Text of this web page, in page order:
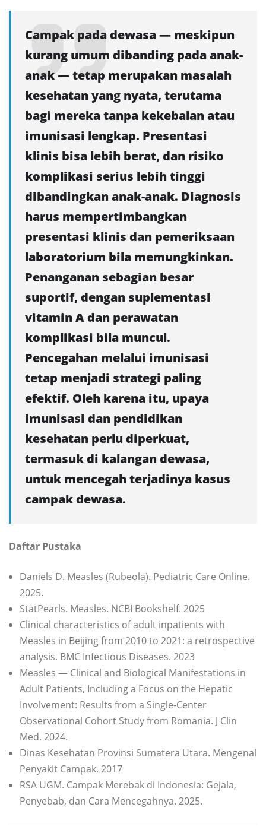
Campak pada dewasa — meskipun
kurang umum dibanding pada anak-
anak — tetap merupakan masalah
kesehatan yang nyata, terutama
bagi mereka tanpa kekebalan atau
imunisasi lengkap. Presentasi
klinis bisa lebih berat, dan risiko
komplikasi serius lebih tinggi
dibandingkan anak-anak. Diagnosis
harus mempertimbangkan
presentasi klinis dan pemeriksaan
laboratorium bila memungkinkan.
Penanganan sebagian besar
suportif, dengan suplementasi
vitamin A dan perawatan
komplikasi bila muncul.
Pencegahan melalui imunisasi
tetap menjadi strategi paling
efektif. Oleh karena itu, upaya
imunisasi dan pendidikan
kesehatan perlu diperkuat,
termasuk di kalangan dewasa,
untuk mencegah terjadinya kasus
campak dewasa.
Daftar Pustaka
Daniels D. Measles (Rubeola). Pediatric Care Online.
2025.
StatPearls. Measles. NCBI Bookshelf. 2025
Clinical characteristics of adult inpatients with
Measles in Beijing from 2010 to 2021: a retrospective
analysis. BMC Infectious Diseases. 2023
Measles — Clinical and Biological Manifestations in
Adult Patients, Including a Focus on the Hepatic
Involvement: Results from a Single-Center
Observational Cohort Study from Romania. J Clin
Med. 2024.
Dinas Kesehatan Provinsi Sumatera Utara. Mengenal
Penyakit Campak. 2017
RSA UGM. Campak Merebak di Indonesia: Gejala,
Penyebab, dan Cara Mencegahnya. 2025.